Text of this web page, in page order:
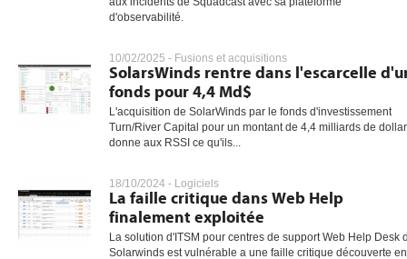
d'observabilité.
10/02/2025 - Fusions et acquisitions
SolarsWinds rentre dans l'escarcelle
fonds pour 4,4 Md$
L'acquisition de SolarWinds par le fonds d'investissement
Turn/River Capital pour un montant de 4,4 milliards de
donne aux RSSI ce qu'ils...
18/10/2024 - Logiciels
La faille critique dans Web Help
finalement exploitée
La solution d'ITSM pour centres de support Web Help Desk
Solarwinds est vulnérable a une faille critique découverte en